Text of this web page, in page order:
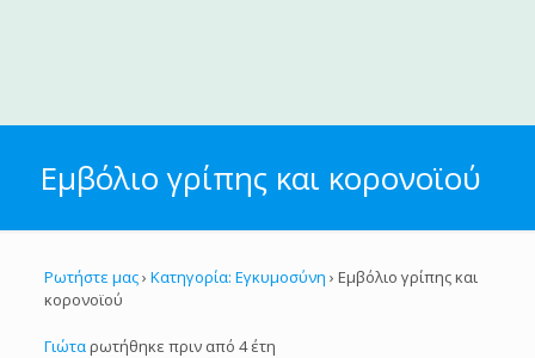
Εμβόλιο γρίπης και κορονοϊού
Ρωτήστε μας› Κατηγορία: Εγκυμοσύνη › Εμβόλιο γρίπης και
κορονοϊού
Γιώταρωτήθηκε πριν από 4 έτη